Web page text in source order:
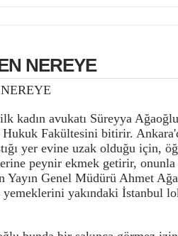
NEREYE
kadın avukatı Süreyya
Fakültesini bitirir.
yer evine uzak olduğu için,
peynir ekmek getirir, onunla
Yayın Genel Müdürü Ahmet
yemeklerini yakındaki İstanbul